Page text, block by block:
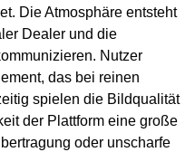
Die Atmosphäre entsteht
Dealer und die
Nutzer
das bei reinen
spielen die Bildqualität
der Plattform eine große
oder unscharfe